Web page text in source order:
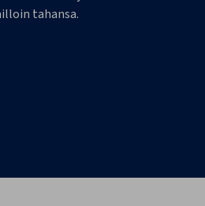
tahansa.